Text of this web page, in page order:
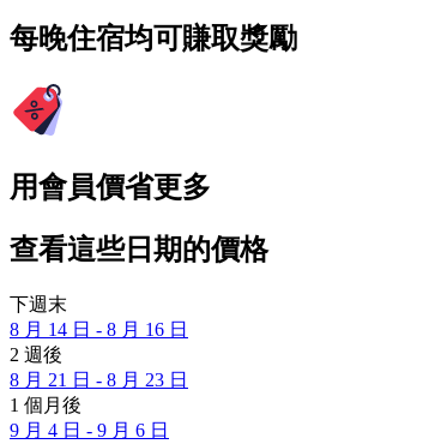
每晚住宿均可賺取獎勵
用會員價省更多
查看這些日期的價格
下週末
8 月 14 日 - 8 月 16 日
2 週後
8 月 21 日 - 8 月 23 日
1 個月後
9 月 4 日 - 9 月 6 日